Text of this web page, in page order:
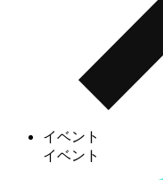
イベント
イベント